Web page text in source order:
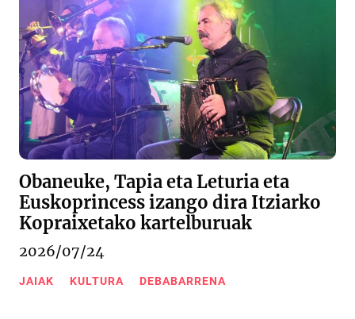
Obaneuke, Tapia eta Leturia eta
Euskoprincess izango dira Itziarko
Kopraixetako kartelburuak
2026/07/24
JAIAK KULTURA DEBABARRENA